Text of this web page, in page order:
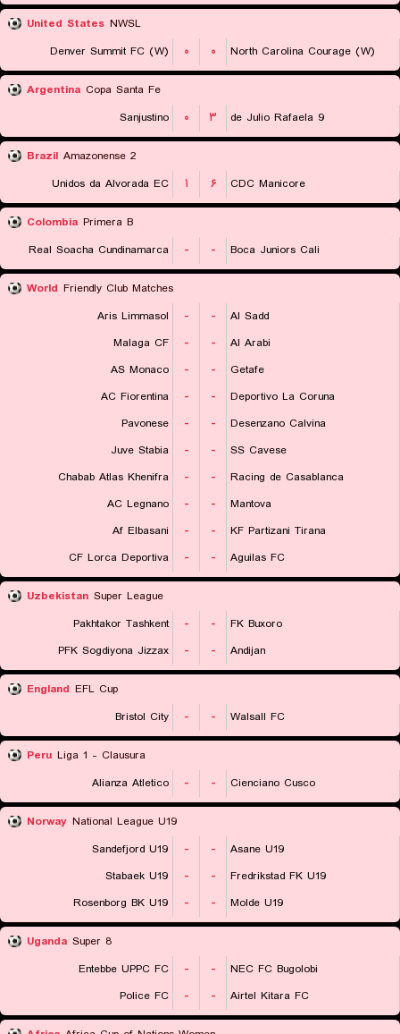
United States NWSL
Denver Summit FC (W)
۰ ۰ North Carolina Courage (W)
Argentina Copa Santa Fe
Sanjustino
۰ ۳ 9 de Julio Rafaela
Brazil Amazonense 2
Unidos da Alvorada EC
۱ ۶ CDC Manicore
Colombia Primera B
Real Soacha Cundinamarca
- - Boca Juniors Cali
World Friendly Club Matches
Aris Limmasol
- -
Al Sadd
Malaga CF
- -
Al Arabi
AS Monaco
- -
Getafe
AC Fiorentina
- -
Deportivo La Coruna
Pavonese
- -
Desenzano Calvina
Juve Stabia
- -
SS Cavese
Chabab Atlas Khenifra
- -
Racing de Casablanca
AC Legnano
- -
Mantova
Af Elbasani
- -
KF Partizani Tirana
CF Lorca Deportiva
- - Aguilas FC
Uzbekistan Super League
Pakhtakor Tashkent
- -
FK Buxoro
PFK Sogdiyona Jizzax
- - Andijan
England EFL Cup
Bristol City
- - Walsall FC
Peru Liga 1 - Clausura
Alianza Atletico
- - Cienciano Cusco
Norway National League U19
Sandefjord U19
- -
Asane U19
Stabaek U19
- -
Fredrikstad FK U19
Rosenborg BK U19
- - Molde U19
Uganda Super 8
Entebbe UPPC FC
- -
NEC FC Bugolobi
Police FC
- - Airtel Kitara FC